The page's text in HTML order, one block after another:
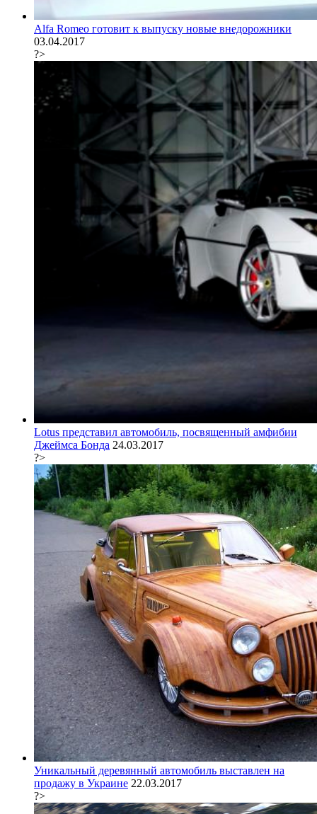
Alfa Romeo готовит к выпуску новые внедорожники
03.04.2017
?>
Lotus представил автомобиль, посвященный амфибии
Джеймса Бонда 24.03.2017
?>
Уникальный деревянный автомобиль выставлен на
продажу в Украине 22.03.2017
?>